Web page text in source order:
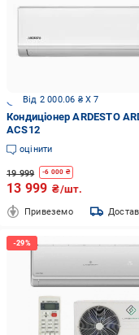
Від 2 000.06 ₴ X 7
Кондиціонер ARDESTO
ACS12
оцінити
19 999 -6 000 ₴
13 999 ₴/шт.
Привеземо